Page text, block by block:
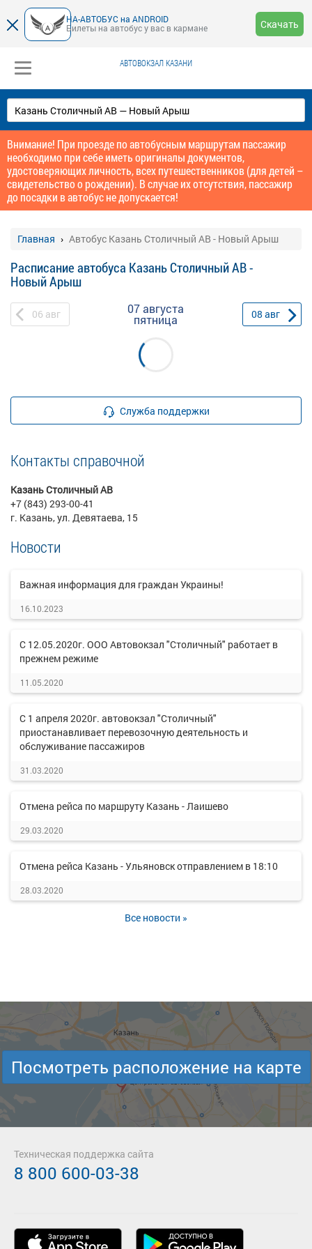
НА-АВТОБУС на ANDROID
Билеты на автобус у вас в кармане
Скачать
АВТОВОКЗАЛ КАЗАНИ
Внимание! При проезде по автобусным маршрутам пассажир
необходимо при себе иметь оригиналы документов,
удостоверяющих личность, всех путешественников (для детей –
свидетельство о рождении). В случае их отсутствия, пассажир
до посадки в автобус не допускается!
Главная Автобус Казань Столичный АВ - Новый Арыш
Расписание автобуса Казань Столичный АВ -
Новый Арыш
06 авг 07 августа
пятница 08 авг
Служба поддержки
Контакты справочной
Казань Столичный АВ
+7 (843) 293-00-41
г. Казань, ул. Девятаева, 15
Новости
Важная информация для граждан Украины!
16.10.2023
С 12.05.2020г. ООО Автовокзал "Столичный" работает в
прежнем режиме
11.05.2020
С 1 апреля 2020г. автовокзал "Столичный"
приостанавливает перевозочную деятельность и
обслуживание пассажиров
31.03.2020
Отмена рейса по маршруту Казань - Лаишево
29.03.2020
Отмена рейса Казань - Ульяновск отправлением в 18:10
28.03.2020
Все новости »
Посмотреть расположение на карте
Техническая поддержка сайта
8 800 600-03-38